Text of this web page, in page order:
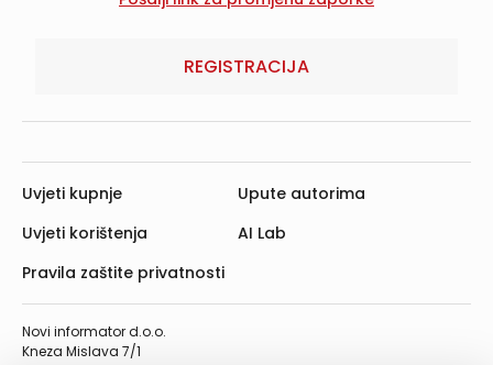
REGISTRACIJA
Novi informator d.o.o.
Kneza Mislava 7/1
Uvjeti kupnje
Uvjeti korištenja
Pravila zaštite privatnosti
Upute autorima
AI Lab